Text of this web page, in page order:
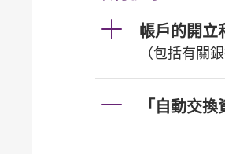
帳戶的開立
（包括有關
「自動交